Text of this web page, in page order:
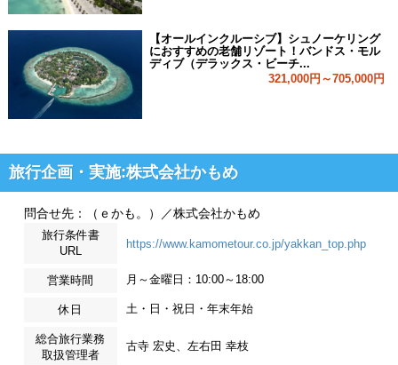
【オールインクルーシブ】シュノーケリング
におすすめの老舗リゾート！バンドス・モル
ディブ（デラックス・ビーチ...
321,000円～705,000円
旅行企画・実施:株式会社かもめ
問合せ先：（ｅかも。）／株式会社かもめ
旅行条件書
URL
https://www.kamometour.co.jp/yakkan_top.php
営業時間 月～金曜日：10:00～18:00
休日 土・日・祝日・年末年始
総合旅行業務
取扱管理者
古寺 宏史、左右田 幸枝